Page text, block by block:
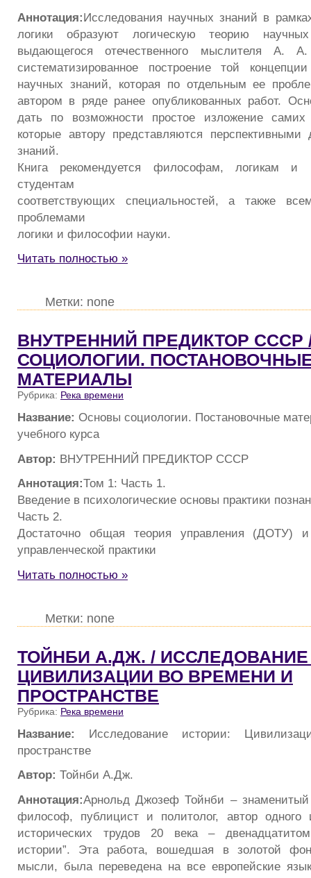
Аннотация:Исследования научных знаний в
логики образуют логическую теорию
выдающегося отечественного мыслителя А.
систематизированное построение той
научных знаний, которая по отдельным ее
автором в ряде ранее опубликованных работ.
дать по возможности простое изложение
которые автору представляются
знаний.
Книга рекомендуется философам, логикам и
студентам
соответствующих специальностей, а также
проблемами
логики и философии науки.
Читать полностью »
Метки: none
ВНУТРЕННИЙ ПРЕДИКТОР
СОЦИОЛОГИИ.
МАТЕРИАЛЫ
Рубрика: Река времени
Название: Основы социологии. Постановочные
учебного курса
Автор: ВНУТРЕННИЙ ПРЕДИКТОР СССР
Аннотация:Том 1: Часть 1.
Введение в психологические основы практики
Часть 2.
Достаточно общая теория управления (ДОТУ) и
управленческой практики
Читать полностью »
Метки: none
ТОЙНБИ А.ДЖ. /
ЦИВИЛИЗАЦИИ ВО ВРЕМЕНИ И
ПРОСТРАНСТВЕ
Рубрика: Река времени
Название: Исследование истории:
пространстве
Автор: Тойнби А.Дж.
Аннотация:Арнольд Джозеф Тойнби – знаменитый
философ, публицист и политолог, автор одного
исторических трудов 20 века –
истории”. Эта работа, вошедшая в золотой
мысли, была переведена на все европейские